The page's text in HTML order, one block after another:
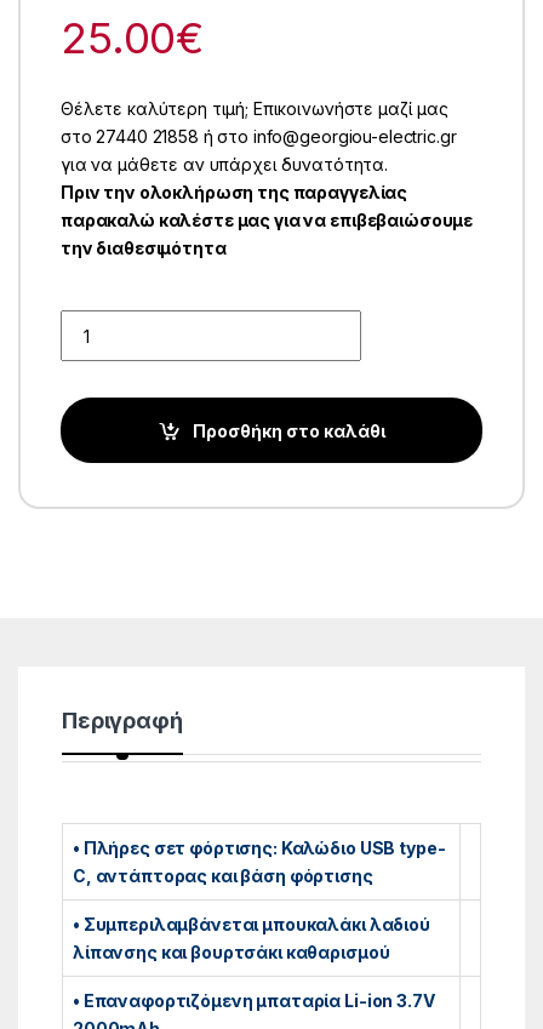
25.00€
Θέλετε καλύτερη τιμή; Επικοινωνήστε μαζί μας
στο 27440 21858 ή στο info@georgiou-electric.gr
για να μάθετε αν υπάρχει δυνατότητα.
Πριν την ολοκλήρωση της παραγγελίας
παρακαλώ καλέστε μας για να επιβεβαιώσουμε
την διαθεσιμότητα
Προσθήκη στο καλάθι
Περιγραφή
• Πλήρες σετ φόρτισης: Καλώδιο USB type-
C, αντάπτορας και βάση φόρτισης
• Συμπεριλαμβάνεται μπουκαλάκι λαδιού
λίπανσης και βουρτσάκι καθαρισμού
• Eπαναφορτιζόμενη μπαταρία Li-ion 3.7V